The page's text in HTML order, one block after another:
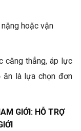
hoặc vận
căng thẳng, áp lực
ăn là lựa chọn đơn
GIỚI: HỖ TRỢ